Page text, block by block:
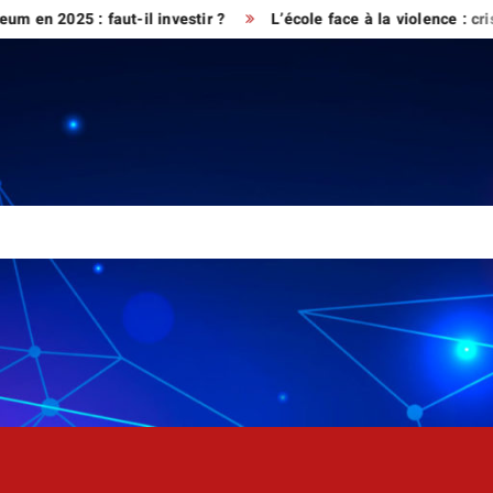
: faut-il investir ? L’école face à la violence : crise de